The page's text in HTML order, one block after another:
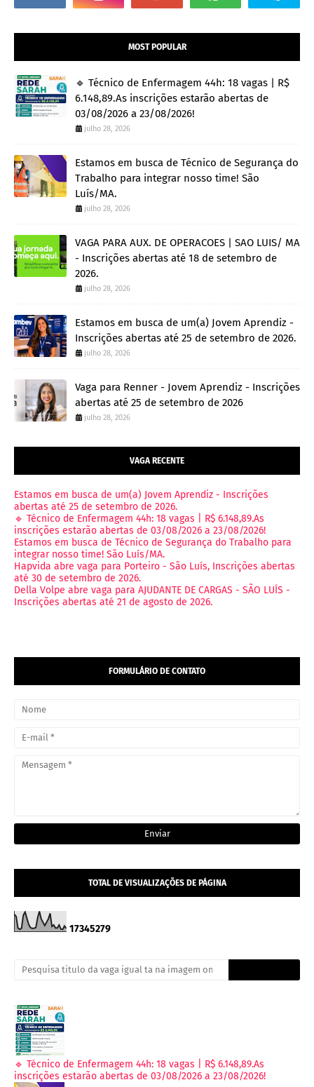
MOST POPULAR
🔹 Técnico de Enfermagem 44h: 18 vagas | R$
6.148,89.As inscrições estarão abertas de
03/08/2026 a 23/08/2026!
julho 28, 2026
Estamos em busca de Técnico de Segurança do
Trabalho para integrar nosso time! São
Luís/MA.
julho 28, 2026
VAGA PARA AUX. DE OPERACOES | SAO LUIS/ MA
- Inscrições abertas até 18 de setembro de
2026.
julho 28, 2026
Estamos em busca de um(a) Jovem Aprendiz -
Inscrições abertas até 25 de setembro de 2026.
julho 28, 2026
Vaga para Renner - Jovem Aprendiz - Inscrições
abertas até 25 de setembro de 2026
julho 28, 2026
VAGA RECENTE
Estamos em busca de um(a) Jovem Aprendiz - Inscrições
abertas até 25 de setembro de 2026.
🔹 Técnico de Enfermagem 44h: 18 vagas | R$ 6.148,89.As
inscrições estarão abertas de 03/08/2026 a 23/08/2026!
Estamos em busca de Técnico de Segurança do Trabalho para
integrar nosso time! São Luís/MA.
Hapvida abre vaga para Porteiro - São Luís, Inscrições abertas
até 30 de setembro de 2026.
Della Volpe abre vaga para AJUDANTE DE CARGAS - SÃO LUÍS -
Inscrições abertas até 21 de agosto de 2026.
FORMULÁRIO DE CONTATO
TOTAL DE VISUALIZAÇÕES DE PÁGINA
17345279
🔹 Técnico de Enfermagem 44h: 18 vagas | R$ 6.148,89.As
inscrições estarão abertas de 03/08/2026 a 23/08/2026!